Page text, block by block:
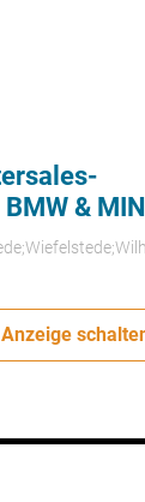
&
Anzeige